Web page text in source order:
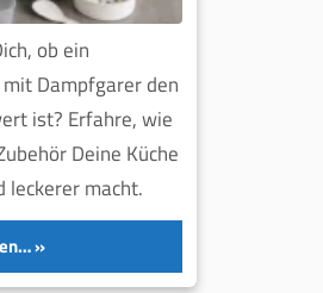
ob ein
Dampfgarer den
ist? Erfahre, wie
Deine Küche
leckerer macht.